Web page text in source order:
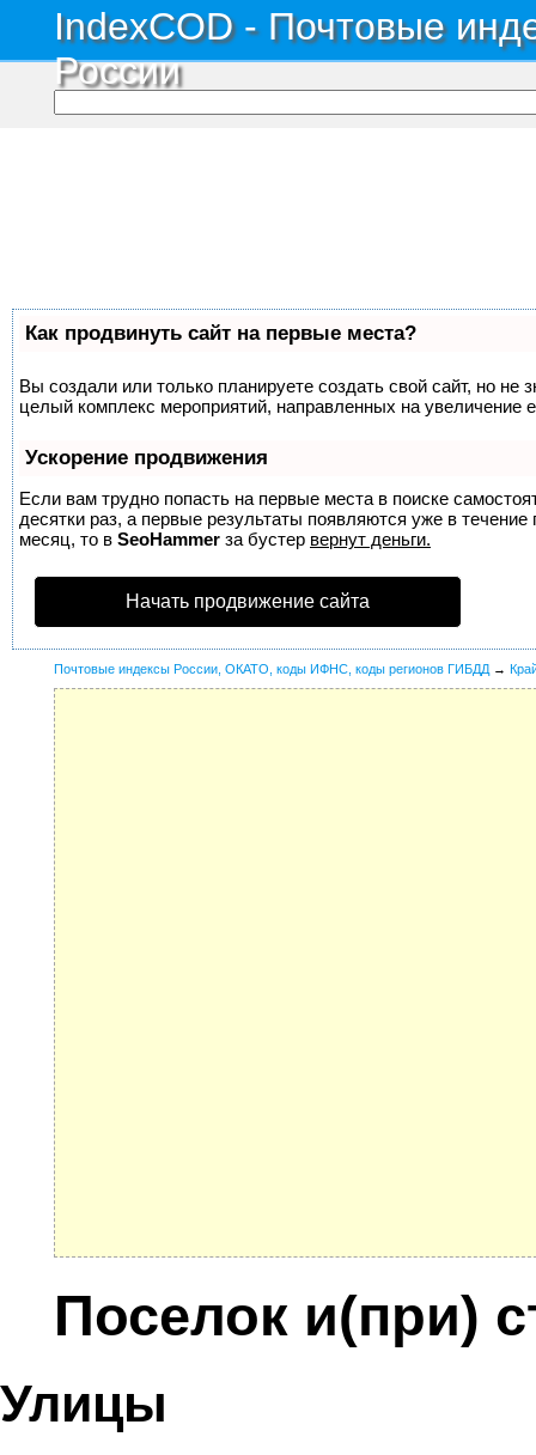
IndexCOD - Почтовые
России
Как продвинуть сайт на первые места?
Вы создали или только планируете создать свой сайт, но не
целый комплекс мероприятий, направленных на увеличение
Ускорение продвижения
Если вам трудно попасть на первые места в поиске
десятки раз, а первые результаты появляются уже в
месяц, то в SeoHammer за бустер вернут деньги.
Начать продвижение сайта
Почтовые индексы России, ОКАТО, коды ИФНС, коды регионов ГИБДД →
Поселок и(при)
Улицы